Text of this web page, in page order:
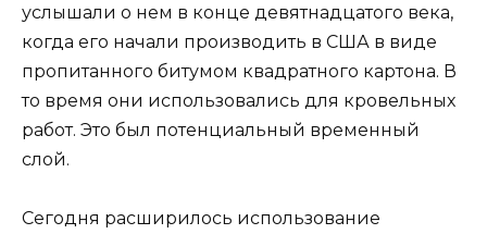
услышали о нем в конце девятнадцатого века,
когда его начали производить в США в виде
пропитанного битумом квадратного картона. В
то время они использовались для кровельных
работ. Это был потенциальный временный
слой.
Сегодня расширилось использование